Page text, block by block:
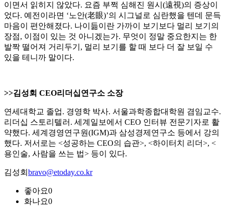
이면서 읽히지 않았다. 요즘 부쩍 심해진 원시(遠視)의 증상이
었다. 예전이라면 ‘노안(老眼)’의 시그널로 심란했을 텐데 문득
마음이 편안해졌다. 나이듦이란 가까이 보기보다 멀리 보기의
장점, 이점이 있는 것 아니겠는가. 무엇이 정말 중요한지는 한
발짝 떨어져 거리두기, 멀리 보기를 할 때 보다 더 잘 보일 수
있을 테니까 말이다.
>>김성회 CEO리더십연구소 소장
연세대학교 졸업. 경영학 박사. 서울과학종합대학원 겸임교수.
리더십 스토리텔러. 세계일보에서 CEO 인터뷰 전문기자로 활
약했다. 세계경영연구원(IGM)과 삼성경제연구소 등에서 강의
했다. 저서로는 <성공하는 CEO의 습관>, <하이터치 리더>, <
용인술, 사람을 쓰는 법> 등이 있다.
김성회 bravo@etoday.co.kr
좋아요0
화나요0